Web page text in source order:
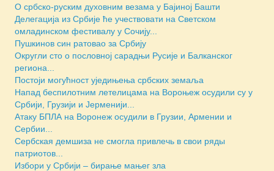
О србско-руским духовним везама у Бајиној Башти
Делегација из Србије ће учествовати на Светском
омладинском фестивалу у Сочију...
Пушкинов син ратовао за Србију
Округли сто о пословној сарадњи Русије и Балканског
региона...
Постоји могућност уједињења србских земаља
Напад беспилотним летелицама на Вороњеж осудили су у
Србији, Грузији и Јерменији...
Атаку БПЛА на Воронеж осудили в Грузии, Армении и
Сербии...
Сербская демшиза не смогла привлечь в свои ряды
патриотов...
Избори у Србији – бирање мањег зла